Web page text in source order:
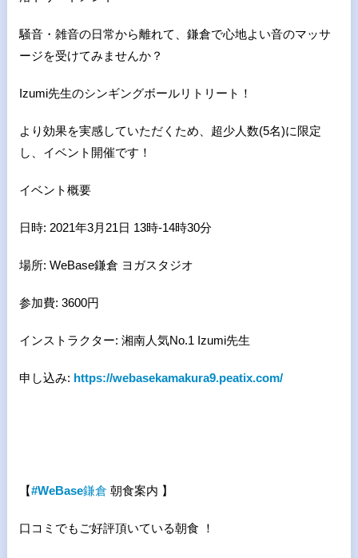
騒音・雑音の日常から離れて、鎌倉で心地よい音のマッサ
ージを受けてみませんか？
Izumi先生のシンギングボールリトリート！
より効果を実感していただくため、超少人数(5名)に限定
し、イベント開催です！
イベント概要
日時: 2021年3月21日 13時-14時30分
場所: WeBase鎌倉 ヨガスタジオ
参加費: 3600円
インストラクター: 湘南人気No.1 Izumi先生
申し込み: https://webasekamakura9.peatix.com/
【#WeBase鎌倉 朝食案内 】
口コミでもご好評頂いている朝食 ！